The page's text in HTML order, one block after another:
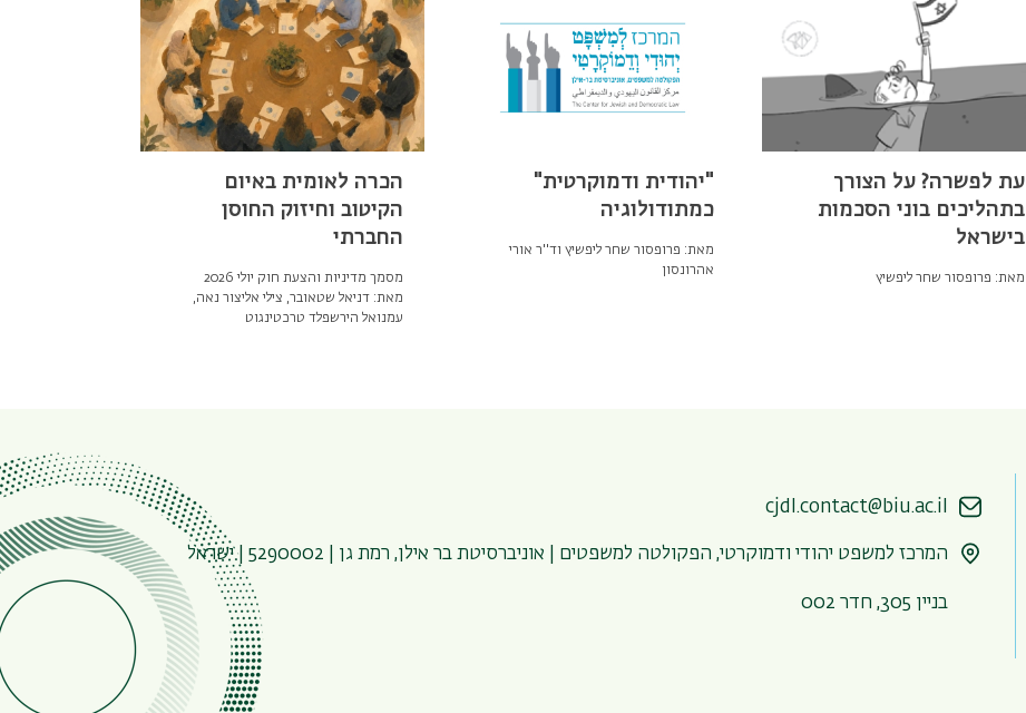
עת לפשרה? על הצורך
בתהליכים בוני הסכמות
בישראל
מאת: פרופסור שחר ליפשיץ
"יהודית ודמוקרטית"
כמתודולוגיה
מאת: פרופסור שחר ליפשיץ וד''ר אורי
אהרונסון
הכרה לאומית באיום
הקיטוב וחיזוק החוסן
החברתי
מסמך מדיניות והצעת חוק יולי 2026
מאת: דניאל שטאובר, צילי אליצור נאה,
עמנואל הירשפלד טרכטינגוט
cjdl.contact@biu.ac.il
המרכז למשפט יהודי ודמוקרטי, הפקולטה למשפטים | אוניברסיטת בר אילן, רמת גן | 5290002 | ישראל
בניין 305, חדר 002